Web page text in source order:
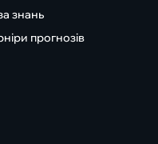
знань
прогнозів